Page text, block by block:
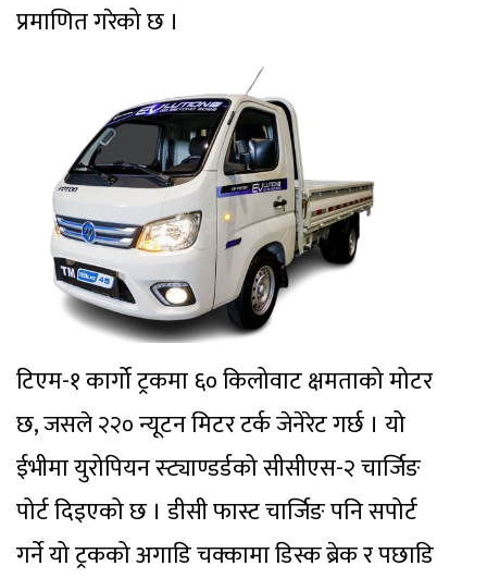
प्रमाणित गरेको छ ।
टिएम-१ कार्गो ट्रकमा ६० किलोवाट क्षमताको मोटर
छ, जसले २२० न्यूटन मिटर टर्क जेनेरेट गर्छ । यो
ईभीमा युरोपियन स्ट्याण्डर्डको सीसीएस-२ चार्जिङ
पोर्ट दिइएको छ । डीसी फास्ट चार्जिङ पनि सपोर्ट
गर्ने यो ट्रकको अगाडि चक्कामा डिस्क ब्रेक र पछाडि